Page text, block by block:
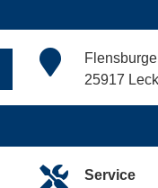
25917 Leck
Service